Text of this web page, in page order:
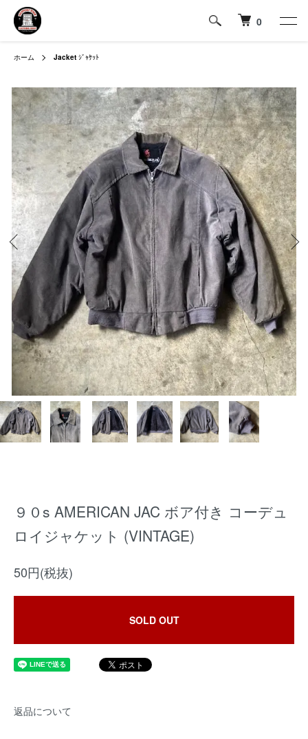
0
ホーム Jacket ｼﾞｬｹｯﾄ
９０s AMERICAN JAC ボア付き コーデュ
ロイジャケット (VINTAGE)
50円(税抜)
SOLD OUT
返品について